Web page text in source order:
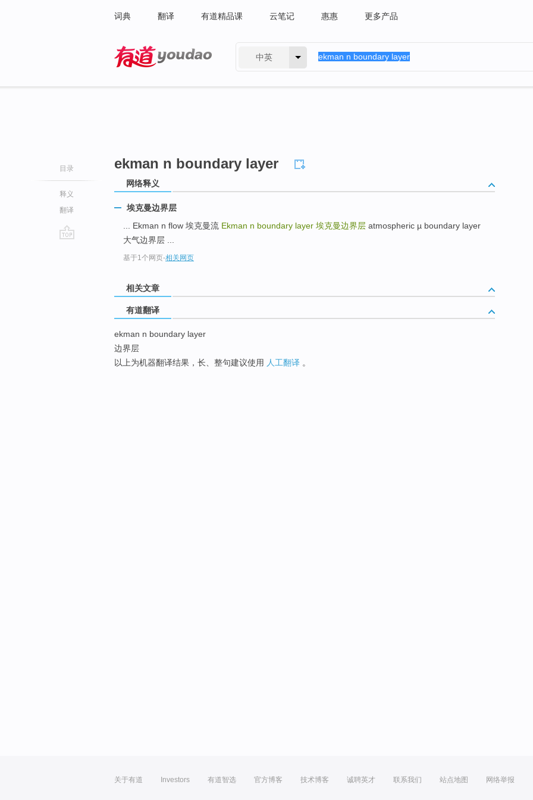
词典 翻译 有道精品课 云笔记 惠惠 更多产品
中英
目录
释义
翻译
ekman n boundary layer
网络释义
埃克曼边界层
... Ekman n flow 埃克曼流 Ekman n boundary layer 埃克曼边界层 atmospheric µ boundary layer
大气边界层 ...
基于1个网页-相关网页
相关文章
有道翻译
ekman n boundary layer
边界层
以上为机器翻译结果，长、整句建议使用 人工翻译 。
关于有道 Investors 有道智选 官方博客 技术博客 诚聘英才 联系我们 站点地图 网络举报